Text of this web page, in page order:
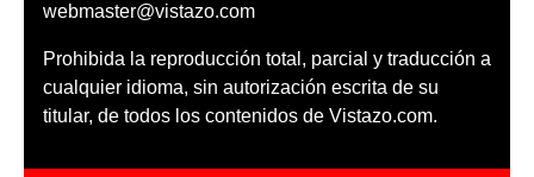
webmaster@vistazo.com
Prohibida la reproducción total, parcial y traducción a
cualquier idioma, sin autorización escrita de su
titular, de todos los contenidos de Vistazo.com.